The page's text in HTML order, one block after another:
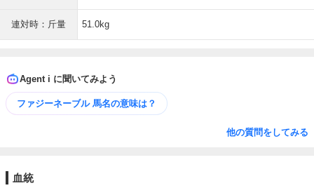
連対時：斤量 51.0kg
Agent i に聞いてみよう
ファジーネーブル 馬名の意味は？
他の質問をしてみる
血統